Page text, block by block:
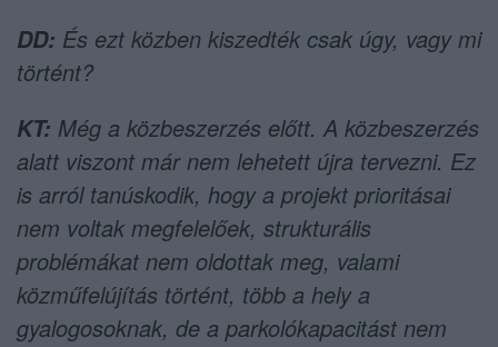
DD: És ezt közben kiszedték csak úgy, vagy mi
történt?
KT: Még a közbeszerzés előtt. A közbeszerzés
alatt viszont már nem lehetett újra tervezni. Ez
is arról tanúskodik, hogy a projekt prioritásai
nem voltak megfelelőek, strukturális
problémákat nem oldottak meg, valami
közműfelújítás történt, több a hely a
gyalogosoknak, de a parkolókapacitást nem